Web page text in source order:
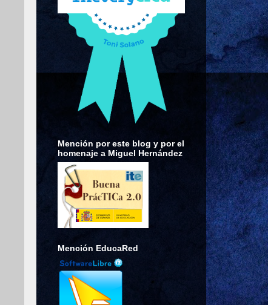
Mención por este blog y por el
homenaje a Miguel Hernández
Mención EducaRed